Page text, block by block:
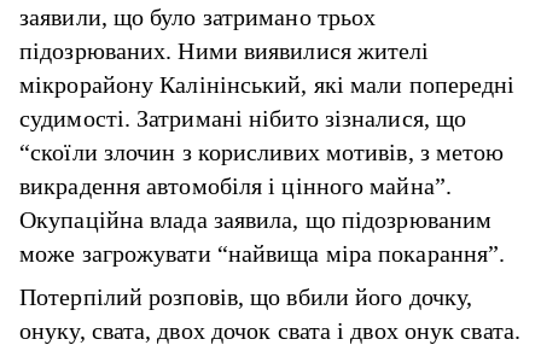
заявили, що було затримано трьох
підозрюваних. Ними виявилися жителі
мікрорайону Калінінський, які мали попередні
судимості. Затримані нібито зізналися, що
“скоїли злочин з корисливих мотивів, з метою
викрадення автомобіля і цінного майна”.
Окупаційна влада заявила, що підозрюваним
може загрожувати “найвища міра покарання”.
Потерпілий розповів, що вбили його дочку,
онуку, свата, двох дочок свата і двох онук свата.